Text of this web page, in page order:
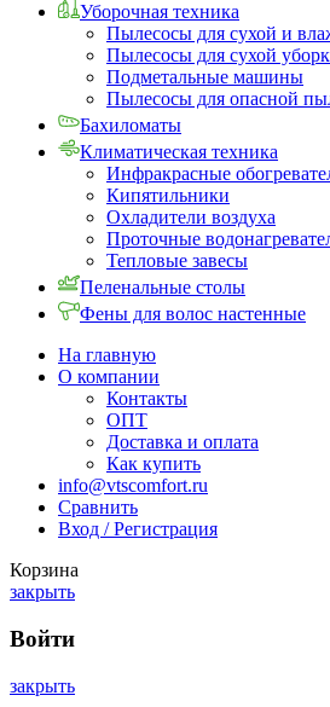
Уборочная техника
Пылесосы для сухой и
Пылесосы для сухой
Подметальные машины
Пылесосы для опасной
Бахиломаты
Климатическая техника
Инфракрасные
Кипятильники
Охладители воздуха
Проточные
Тепловые завесы
Пеленальные столы
Фены для волос настенные
На главную
О компании
Контакты
ОПТ
Доставка и оплата
Как купить
info@vtscomfort.ru
Сравнить
Вход / Регистрация
Корзина
закрыть
Войти
закрыть